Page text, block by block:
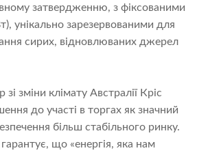
затвердженню, з фіксованими
унікально зарезервованими для
сирих, відновлюваних джерел
зміни клімату Австралії Кріс
до участі в торгах як значний
більш стабільного ринку.
що «енергія, яка нам